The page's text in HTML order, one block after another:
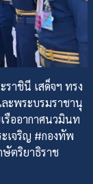
าชินี เสด็จฯ ทรง
ะพระบรมราชานุ
รืออากาศนวมินท
เจริญ #กองทัพ
ษัตริยาธิราช